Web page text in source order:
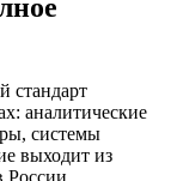
стандарт
аналитические
системы
выходит из
России